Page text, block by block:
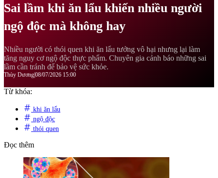
Sai lầm khi ăn lẩu khiến nhiều người
ngộ độc mà không hay
Nhiều người có thói quen khi ăn lẩu tưởng vô hại nhưng lại làm
tăng nguy cơ ngộ độc thực phẩm. Chuyên gia cảnh báo những sai
lầm cần tránh để bảo vệ sức khỏe.
Thùy Dương08/07/2026 15:00
Từ khóa:
khi ăn lẩu
ngộ độc
thói quen
Đọc thêm